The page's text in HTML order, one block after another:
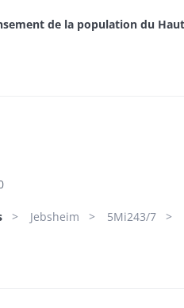
de la population du
Jebsheim 5Mi243/7